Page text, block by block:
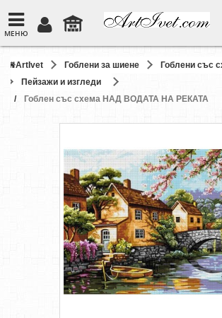
МЕНЮ
ArtIvet Гоблени за шиене
Гоблени със
Пейзажи и изгледи
Гоблен със схема НАД ВОДАТА НА РЕКАТА